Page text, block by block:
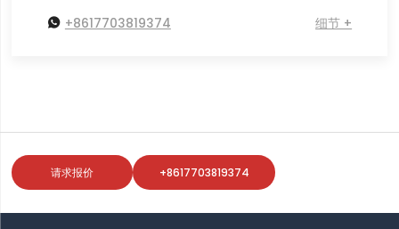
 +8617703819374 细节 +
请求报价 +8617703819374